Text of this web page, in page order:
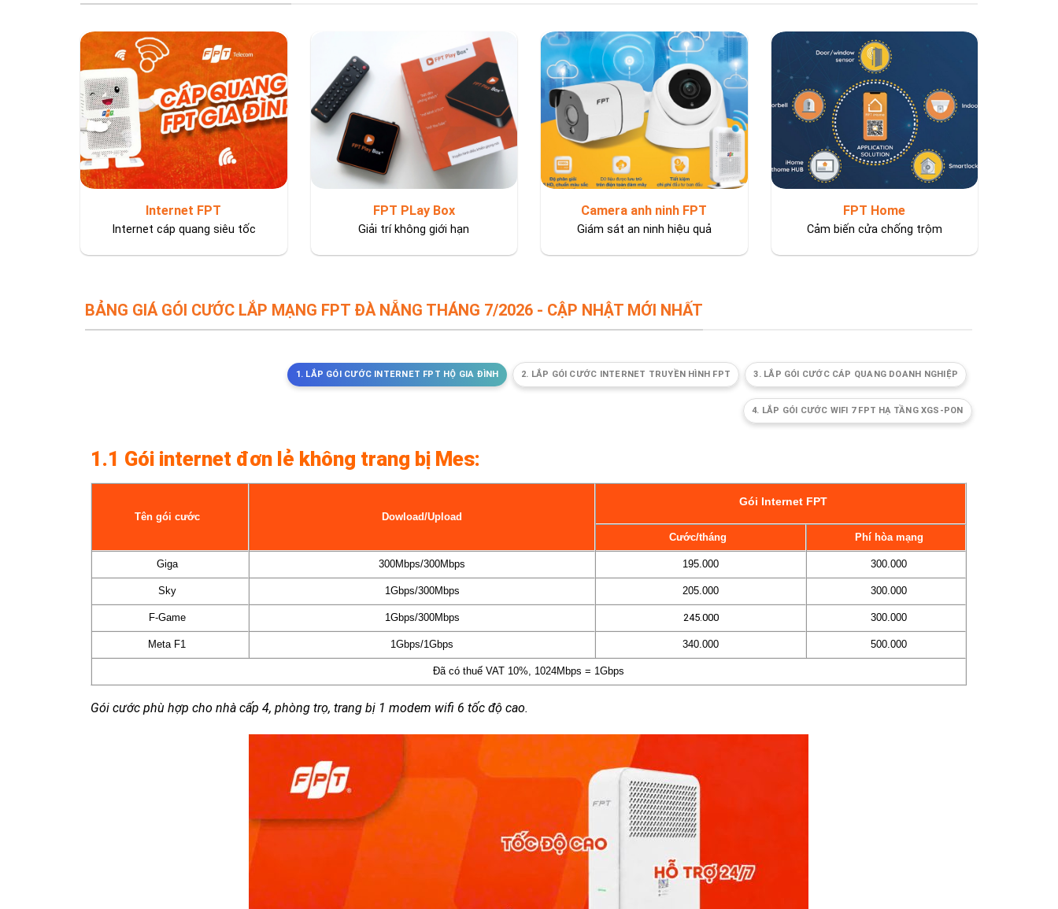
Internet FPT
Internet cáp quang siêu tốc
FPT PLay Box
Giải trí không giới hạn
Camera anh ninh FPT
Giám sát an ninh hiệu quả
FPT Home
Cảm biến cửa chống trộm
BẢNG GIÁ GÓI CƯỚC LẮP MẠNG FPT ĐÀ NẴNG THÁNG 7/2026 - CẬP NHẬT MỚI NHẤT
1. LẮP GÓI CƯỚC INTERNET FPT HỘ GIA ĐÌNH 2. LẮP GÓI CƯỚC INTERNET TRUYỀN HÌNH FPT 3. LẮP GÓI CƯỚC CÁP QUANG DOANH NGHIỆP
4. LẮP GÓI CƯỚC WIFI 7 FPT HẠ TẦNG XGS‑PON
1.1 Gói internet đơn lẻ không trang bị Mes:
Tên gói cước Dowload/Upload
Gói Internet FPT
Cước/tháng Phí hòa mạng
Giga 300Mbps/300Mbps 195.000 300.000
Sky 1Gbps/300Mbps 205.000 300.000
F-Game 1Gbps/300Mbps 245.000 300.000
Meta F1 1Gbps/1Gbps 340.000 500.000
Đã có thuế VAT 10%, 1024Mbps = 1Gbps
Gói cước phù hợp cho nhà cấp 4, phòng trọ, trang bị 1 modem wifi 6 tốc độ cao.